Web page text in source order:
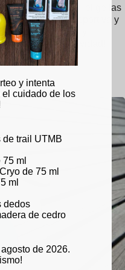
para los pies, elige las
experiencia deportiva y
cuida tus pies y
importar la actividad!
y intenta
cuidado de los
trail UTMB
ml
de 75 ml
ml
dedos
de cedro
de 2026.